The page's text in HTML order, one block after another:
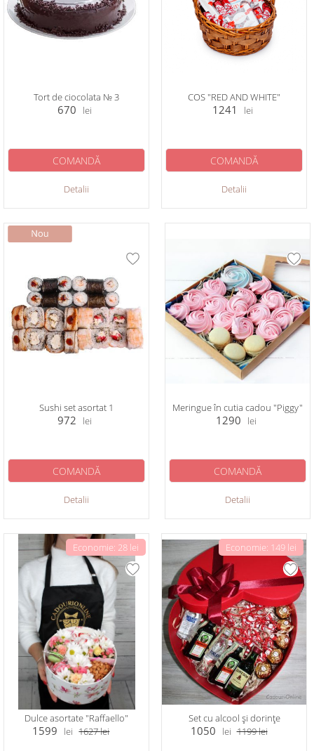
Tort de ciocolata № 3
670 lei
Detalii
COMANDĂ
COS "RED AND WHITE"
1241 lei
Detalii
COMANDĂ
Sushi set asortat 1
972 lei
Detalii
COMANDĂ
Meringue în cutia cadou "Piggy"
1290 lei
Detalii
COMANDĂ
Economie: 28 lei
Dulce asortate "Raffaello"
1599 lei 1627lei
Economie: 149 lei
Set cu alcool și dorințe
1050 lei 1199lei